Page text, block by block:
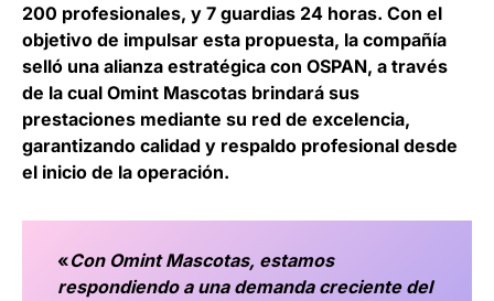
200 profesionales, y 7 guardias 24 horas. Con el
objetivo de impulsar esta propuesta, la compañía
selló una alianza estratégica con OSPAN, a través
de la cual Omint Mascotas brindará sus
prestaciones mediante su red de excelencia,
garantizando calidad y respaldo profesional desde
el inicio de la operación.
«Con Omint Mascotas, estamos
respondiendo a una demanda creciente del